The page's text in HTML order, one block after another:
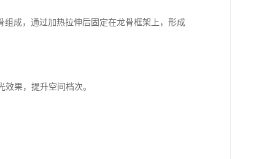
成，通过加热拉伸后固定在龙骨框架上，形成
果，提升空间档次。